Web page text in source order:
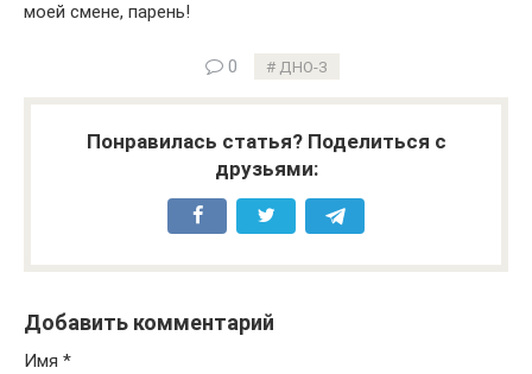
моей смене, парень!
0 ДНО-3
Понравилась статья? Поделиться с
друзьями:
Добавить комментарий
Имя *